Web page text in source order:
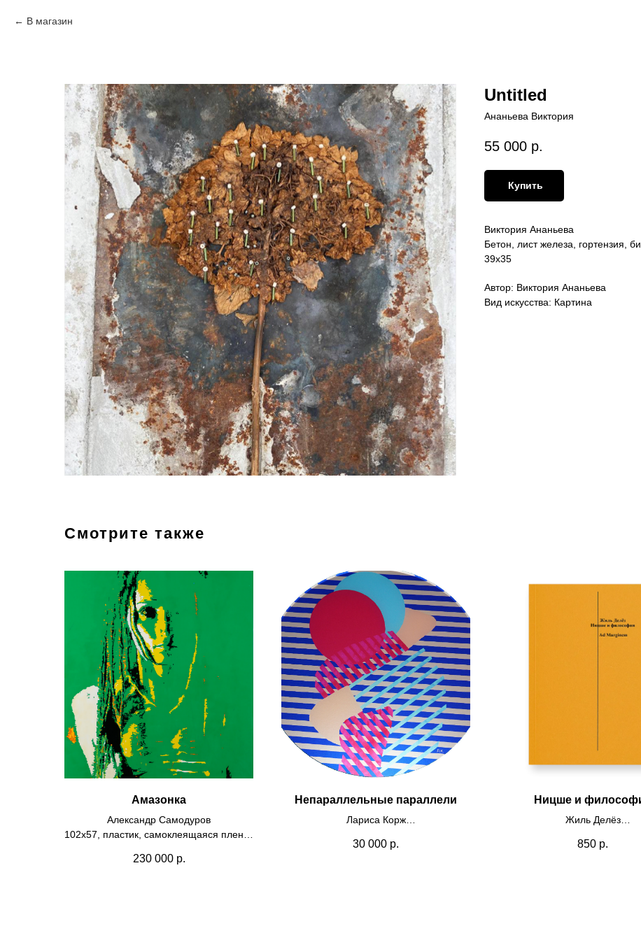
В магазин
Untitled
Ананьева Виктория
55 000 р.
Купить
Виктория Ананьева
Бетон, лист железа, гортензия,
39х35
Автор: Виктория Ананьева
Вид искусства: Картина
Смотрите также
Амазонка
Александр Самодуров
102х57, пластик, самоклеящаяся пленка
230 000 р.
Непараллельные параллели
Лариса Корж
30x30
30 000 р.
Ницше и
Жиль Делёз
Переизобретение Ницше как
850 р.